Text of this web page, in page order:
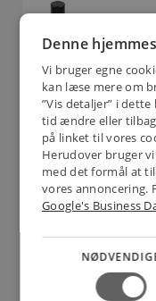
Lak
Denne
Vi bruger egne
kan læse mere om
”Vis detaljer” i
tid ændre eller
på linket til vores
Herudover bruger
med det formål at
vores annoncering.
Google's Business